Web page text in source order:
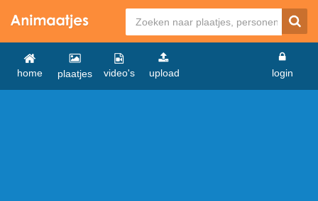
home plaatjes video's upload login